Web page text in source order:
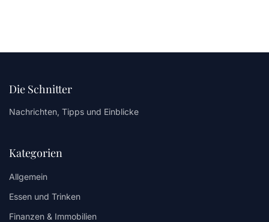
Die Schnitter
Nachrichten, Tipps und Einblicke
Kategorien
Allgemein
Essen und Trinken
Finanzen & Immobilien